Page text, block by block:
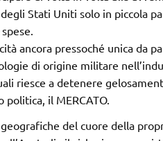
Stati Uniti solo in piccola
ancora pressoché unica da
di origine militare
riesce a detenere
il MERCATO.
del cuore della